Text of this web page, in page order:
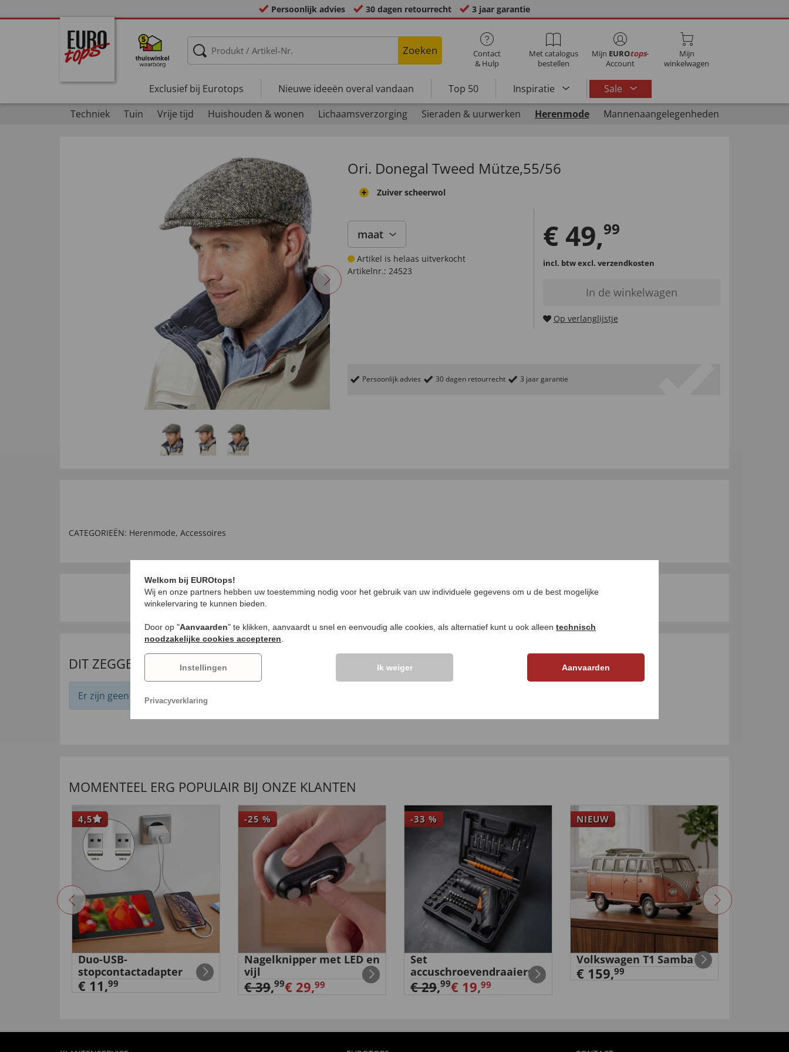
Persoonlijk advies 30 dagen retourrecht 3 jaar garantie
Zoeken
Contact
& Hulp
Met catalogus
bestellen
Mijn EUROtops-
Account
Mijn
winkelwagen
Exclusief bij Eurotops Nieuwe ideeën overal vandaan Top 50 Inspiratie
Sale
Techniek
Tuin Vrije tijd Huishouden & wonen Lichaamsverzorging Sieraden & uurwerken Herenmode Mannenaangelegenheden
Ori. Donegal Tweed Mütze,55/56
Zuiver scheerwol
maat
Artikel is helaas uitverkocht
Artikelnr.: 24523
€49,99
incl. btwexcl. verzendkosten
In de winkelwagen
Op verlanglijstje
Persoonlijk advies 30 dagen retourrecht 3 jaar garantie
CATEGORIEËN: Herenmode, Accessoires
DIT ZEGGEN ONZE KLANTEN
Er zijn geen beoordelingen voor dit artikel.
UW PRODUCTVRAGEN
MOMENTEEL ERG POPULAIR BIJ ONZE KLANTEN
4,5
Duo-USB-
stopcontactadapter
€ 11,99
-25 %
Nagelknipper met LED en
vijl
€ 39,99€ 29,99
-33 %
Set
accuschroevendraaiers
€ 29,99€ 19,99
NIEUW
Volkswagen T1 Samba
€ 159,99
Welkom bij EUROtops!
Wij en onze partners hebben uw toestemming nodig voor het gebruik van uw individuele gegevens om u de best mogelijke
winkelervaring te kunnen bieden.
Door op "Aanvaarden" te klikken, aanvaardt u snel en eenvoudig alle cookies, als alternatief kunt u ook alleen technisch
noodzakelijke cookies accepteren
Instellingen Ik weiger Aanvaarden
Privacyverklaring